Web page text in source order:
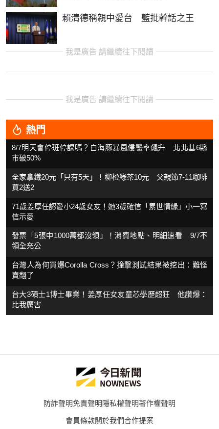
賴清德稱親中愛台 藍批幹話之王
我是廣告 請繼續往下閱讀
我是廣告 請繼續往下閱讀
熱門
8/7明天會停班停課嗎？白海豚暴風侵襲率飆升 北北基6縣
市破50%
全家拿鐵20元「只有5天」！柳橙綠茶10元 父親節7-11咖啡
買2送2
71歲姜厚任認愛小24歲女友！她3歲確信「累世情緣」小一寫
信示愛
發票「5張中1000萬都沒領」！消費地點、明細速看 9/7不
領全充公
台灣人為何買爆Corolla Cross？撞擊測試結果被挖出：難怪
賣翻了
台大3碩士1博士畢業！姜厚任女友童芯學歷超狂 他讚爆：
比我厲害
防詐聲明免責聲明隱私權聲明著作權聲明
會員條款關於我們合作提案